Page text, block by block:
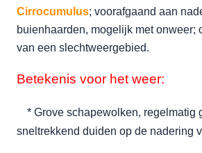
Cirrocumulus; voorafgaand aan
buienhaarden, mogelijk met onweer;
van een slechtweergebied.
Betekenis voor het weer:
* Grove schapewolken, regelmatig
sneltrekkend duiden op de nadering